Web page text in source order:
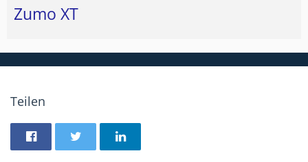
Zumo XT
Teilen